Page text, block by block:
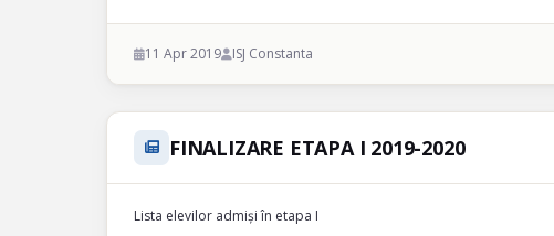
11 Apr 2019 ISJ Constanta
FINALIZARE ETAPA I 2019-2020
Lista elevilor admiși în etapa I